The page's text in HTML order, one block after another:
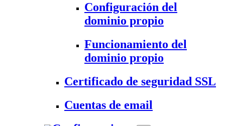
Configuración del
dominio propio
Funcionamiento del
dominio propio
Certificado de seguridad SSL
Cuentas de email